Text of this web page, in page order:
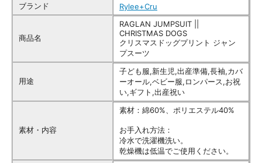
ブランド Rylee+Cru
商品名
RAGLAN JUMPSUIT ||
CHRISTMAS DOGS
クリスマスドッグプリント ジャン
プスーツ
用途
子ども服,新生児,出産準備,長袖,カバ
ーオール,ベビー服,ロンパース,お祝
い,ギフト,出産祝い
素材・内容
素材：綿60%、ポリエステル40%
お手入れ方法：
冷水で洗濯機洗い。
乾燥機は低温でご使用ください。